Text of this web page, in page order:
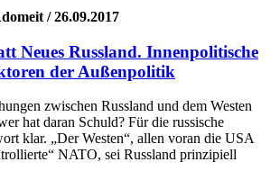
/ 26.09.2017
Neues Russland. Innenpolitische
der Außenpolitik
zwischen Russland und dem Westen
hat daran Schuld? Für die russische
klar. „Der Westen“, allen voran die USA
NATO, sei Russland prinzipiell